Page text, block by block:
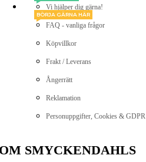
Vi hjälper dig gärna!
FAQ - vanliga frågor
BÖRJA GÄRNA HÄR
Köpvillkor
Frakt / Leverans
Ångerrätt
Reklamation
Personuppgifter, Cookies & GDPR
SMYCKENDAHLS